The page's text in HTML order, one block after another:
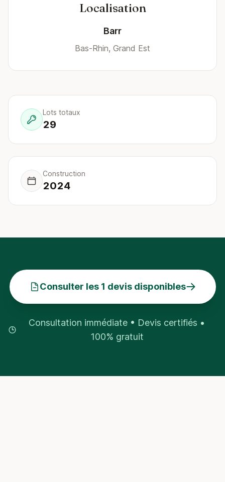
Localisation
Barr
Bas-Rhin, Grand Est
Lots totaux
29
Construction
2024
Consulter les 1 devis disponibles
Consultation immédiate • Devis certifiés •
100% gratuit